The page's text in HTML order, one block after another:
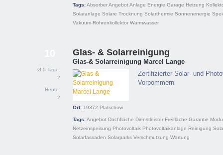
Tags:AbsorberAngebotAnlage Energie Garage Heizung
Solaranlage Solare Trocknung Solarthermie Sonnenenergie
Vakuum-Röhrenkollektor Warmwasser
Ø 5 Tage:
2
Heute:
2
Glas- & Solarreinigung
Glas-& Solarreinigung Marcel Lange
Zertifizierter Solar- und
Vorpommern
Ort: 19372 Platschow
Tags:Angebot Dachfläche Dienstleister Freifläche Garantie
Netzeinspeisung Photovoltaik Photovoltaikanlage Reinigung
Solarfassaden Solarparks Verschmutzung Wartung